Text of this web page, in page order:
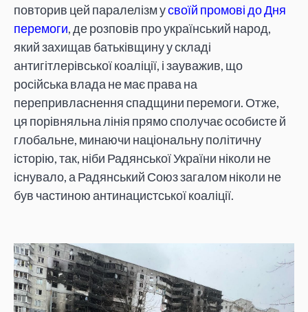
повторив цей паралелізм усвоїй промові до Дня
перемоги, де розповів про український народ,
який захищав батьківщину у складі
антигітлерівської коаліції, і зауважив, що
російська влада не має права на
перепривласнення спадщини перемоги. Отже,
ця порівняльна лінія прямо сполучає особисте й
глобальне, минаючи національну політичну
історію, так, ніби Радянської України ніколи не
існувало, а Радянський Союз загалом ніколи не
був частиною антинацистської коаліції.